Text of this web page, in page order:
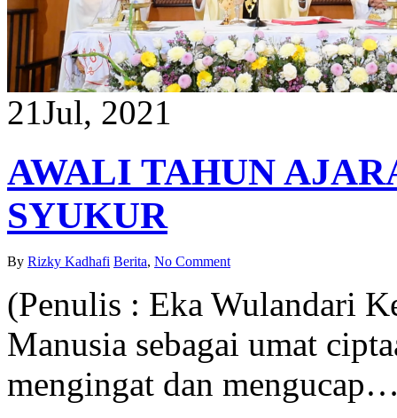
21Jul, 2021
AWALI TAHUN
SYUKUR
By Rizky Kadhafi Berita, No Comment
(Penulis : Eka Wulandari
Manusia sebagai umat
mengingat dan